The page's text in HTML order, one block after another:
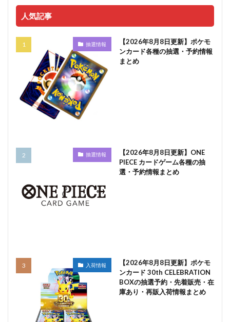
人気記事
抽選情報
【2026年8月8日更新】ポケモ
ンカード各種の抽選・予約情報
まとめ
抽選情報
【2026年8月8日更新】ONE
PIECE カードゲーム各種の抽
選・予約情報まとめ
入荷情報
【2026年8月8日更新】ポケモ
ンカード 30th CELEBRATION
BOXの抽選予約・先着販売・在
庫あり・再販入荷情報まとめ